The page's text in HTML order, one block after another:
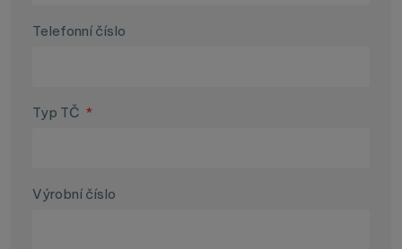
Telefonní číslo
Typ TČ *
Výrobní číslo